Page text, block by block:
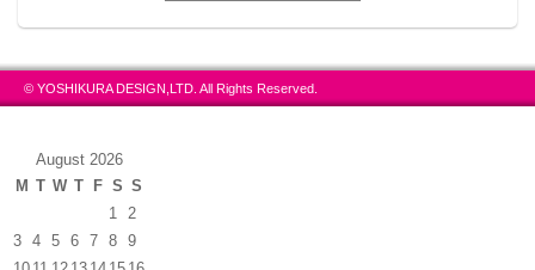
© YOSHIKURA DESIGN,LTD. All Rights Reserved.
August 2026
M T W T F S S
1
2
3
4 5 6 7 8
9